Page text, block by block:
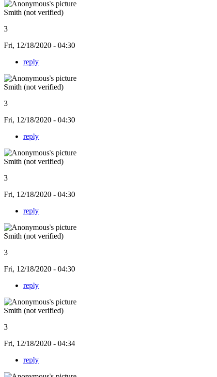
Smith (not verified)
3
Fri, 12/18/2020 - 04:30
reply
Smith (not verified)
3
Fri, 12/18/2020 - 04:30
reply
Smith (not verified)
3
Fri, 12/18/2020 - 04:30
reply
Smith (not verified)
3
Fri, 12/18/2020 - 04:30
reply
Smith (not verified)
3
Fri, 12/18/2020 - 04:34
reply